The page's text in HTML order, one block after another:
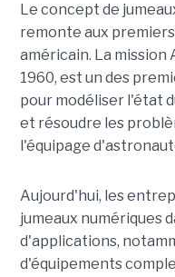
Le concept de
remonte aux
américain. La mission
1960, est un des
pour modéliser l'état
et résoudre les
l'équipage
Aujourd'hui, les
jumeaux numériques
d'applications,
d'équipements